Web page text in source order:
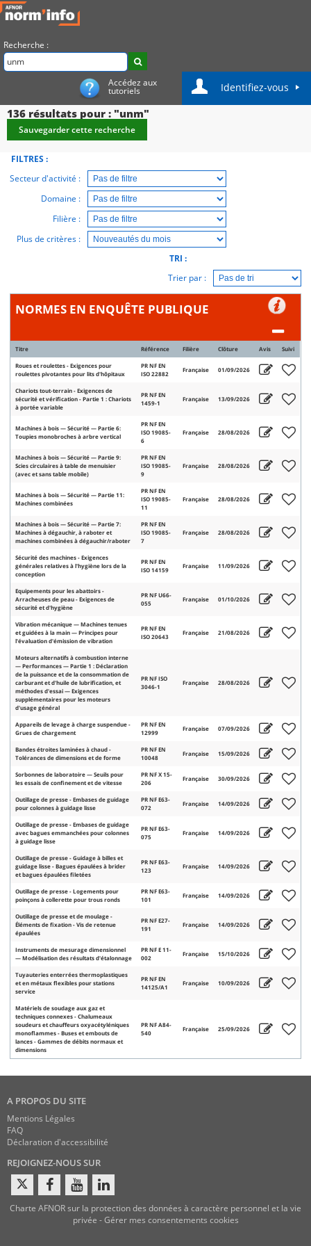
Recherche :
Accédez aux
tutoriels Identifiez-vous
136 résultats pour : "unm"
Sauvegarder cette recherche
FILTRES :
Secteur d'activité :
Domaine :
Filière :
Plus de critères :
TRI :
Trier par :
NORMES EN ENQUÊTE PUBLIQUE
Titre Référence Filière Clôture Avis Suivi
Roues et roulettes - Exigences pour
roulettes pivotantes pour lits d'hôpitaux
PR NF EN
ISO 22882
Française 01/09/2026
Chariots tout-terrain - Exigences de
sécurité et vérification - Partie 1 : Chariots
à portée variable
PR NF EN
1459-1
Française 13/09/2026
Machines à bois — Sécurité — Partie 6:
Toupies monobroches à arbre vertical
PR NF EN
ISO 19085-
6
Française 28/08/2026
Machines à bois — Sécurité — Partie 9:
Scies circulaires à table de menuisier
(avec et sans table mobile)
PR NF EN
ISO 19085-
9
Française 28/08/2026
Machines à bois — Sécurité — Partie 11:
Machines combinées
PR NF EN
ISO 19085-
11
Française 28/08/2026
Machines à bois — Sécurité — Partie 7:
Machines à dégauchir, à raboter et
machines combinées à dégauchir/raboter
PR NF EN
ISO 19085-
7
Française 28/08/2026
Sécurité des machines - Exigences
générales relatives à l'hygiène lors de la
conception
PR NF EN
ISO 14159
Française 11/09/2026
Equipements pour les abattoirs -
Arracheuses de peau - Exigences de
sécurité et d'hygiène
PR NF U66-
055
Française 01/10/2026
Vibration mécanique — Machines tenues
et guidées à la main — Principes pour
l'évaluation d'émission de vibration
PR NF EN
ISO 20643
Française 21/08/2026
Moteurs alternatifs à combustion interne
— Performances — Partie 1 : Déclaration
de la puissance et de la consommation de
carburant et d'huile de lubrification, et
méthodes d'essai — Exigences
supplémentaires pour les moteurs
d'usage général
PR NF ISO
3046-1
Française 28/08/2026
Appareils de levage à charge suspendue -
Grues de chargement
PR NF EN
12999
Française 07/09/2026
Bandes étroites laminées à chaud -
Tolérances de dimensions et de forme
PR NF EN
10048
Française 15/09/2026
Sorbonnes de laboratoire — Seuils pour
les essais de confinement et de vitesse
PR NF X 15-
206
Française 30/09/2026
Outillage de presse - Embases de guidage
pour colonnes à guidage lisse
PR NF E63-
072
Française 14/09/2026
Outillage de presse - Embases de guidage
avec bagues emmanchées pour colonnes
à guidage lisse
PR NF E63-
075
Française 14/09/2026
Outillage de presse - Guidage à billes et
guidage lisse - Bagues épaulées à brider
et bagues épaulées filetées
PR NF E63-
123
Française 14/09/2026
Outillage de presse - Logements pour
poinçons à collerette pour trous ronds
PR NF E63-
101
Française 14/09/2026
Outillage de presse et de moulage -
Éléments de fixation - Vis de retenue
épaulées
PR NF E27-
191
Française 14/09/2026
Instruments de mesurage dimensionnel
— Modélisation des résultats d'étalonnage
PR NF E 11-
002
Française 15/10/2026
Tuyauteries enterrées thermoplastiques
et en métaux flexibles pour stations
service
PR NF EN
14125/A1
Française 10/09/2026
Matériels de soudage aux gaz et
techniques connexes - Chalumeaux
soudeurs et chauffeurs oxyacétyléniques
monoflammes - Buses et embouts de
lances - Gammes de débits normaux et
dimensions
PR NF A84-
540
Française 25/09/2026
A PROPOS DU SITE
Mentions Légales
FAQ
Déclaration d'accessibilité
REJOIGNEZ-NOUS SUR
Charte AFNOR sur la protection des données à caractère personnel et la vie
privée -Gérer mes consentements cookies